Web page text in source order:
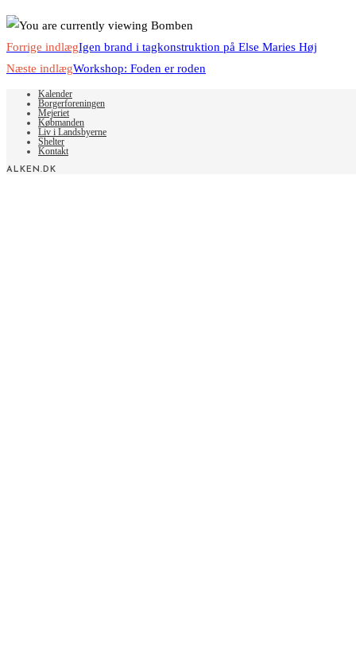
Read
more
articles
Forrige indlægIgen brand i tagkonstruktion på Else Maries Høj
Næste indlægWorkshop: Foden er roden
Kalender
Borgerforeningen
Mejeriet
Købmanden
Liv i Landsbyerne
Shelter
Kontakt
ALKEN.DK